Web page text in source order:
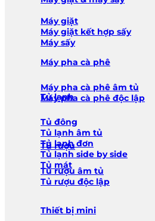
Máy giặt
Máy giặt kết hợp sấy
Máy sấy
Máy pha cà phê
Máy pha cà phê âm tủ
Máy pha cà phê độc lập
Tủ lạnh
Tủ đông
Tủ lạnh âm tủ
Tủ lạnh đơn
Tủ lạnh side by side
Tủ mát
Tủ rượu
Tủ rượu âm tủ
Tủ rượu độc lập
Thiết bị mini